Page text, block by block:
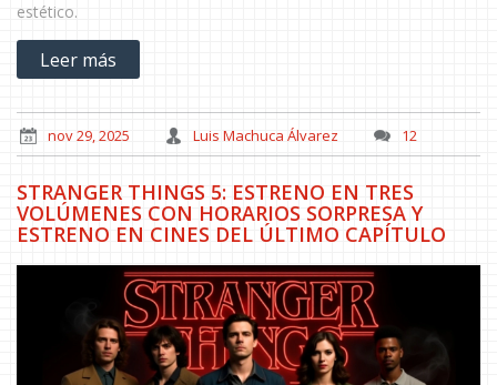
estético.
Leer más
nov 29, 2025 Luis Machuca Álvarez 12
STRANGER THINGS 5: ESTRENO EN TRES
VOLÚMENES CON HORARIOS SORPRESA Y
ESTRENO EN CINES DEL ÚLTIMO CAPÍTULO